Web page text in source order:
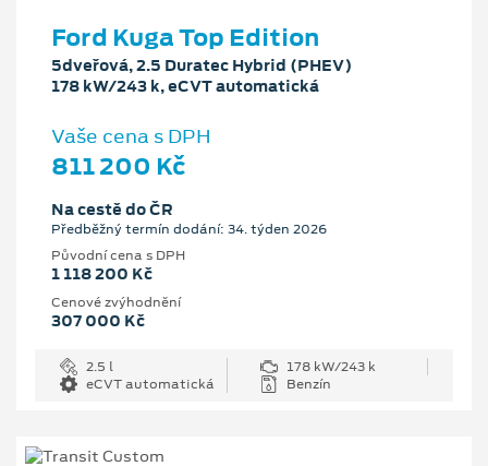
Ford Kuga Top Edition
5dveřová, 2.5 Duratec Hybrid (PHEV)
178 kW/243 k, eCVT automatická
Vaše cena s DPH
811 200 Kč
Na cestě do ČR
Předběžný termín dodání: 34. týden 2026
Původní cena s DPH
1 118 200 Kč
Cenové zvýhodnění
307 000 Kč
2.5 l
178 kW/243 k
eCVT automatická
Benzín